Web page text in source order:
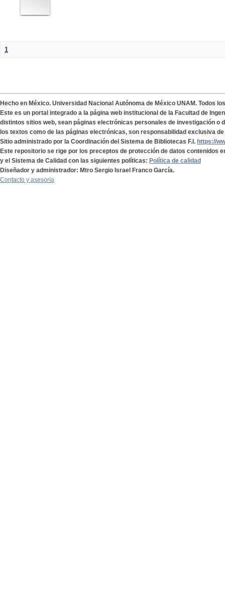
1
Hecho en México. Universidad Nacional Autónoma de México UNAM. Todos
Este es un portal integrado a la página web institucional de la Facultad de
distintos sitios web, sean páginas electrónicas personales de investigación o
los textos como de las páginas electrónicas, son responsabilidad exclusiva
Sitio administrado por la Coordinación del Sistema de Bibliotecas F.I. https://
Este repositorio se rige por los preceptos de protección de datos contenidos
y el Sistema de Calidad con las siguientes políticas: Política de calidad
Diseñador y administrador: Mtro Sergio Israel Franco García.
Contacto y asesoría